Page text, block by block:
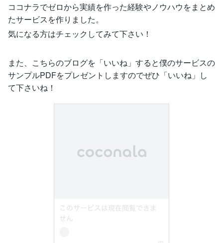
ココナラでゼロから実績を作った経験やノウハウをまとめ
たサービスを作りました。
気になる方はチェックしてみて下さい！
また、こちらのブログを「いいね」すると僕のサービスの
サンプルPDFをプレゼントしますのでぜひ「いいね」し
て下さいね！